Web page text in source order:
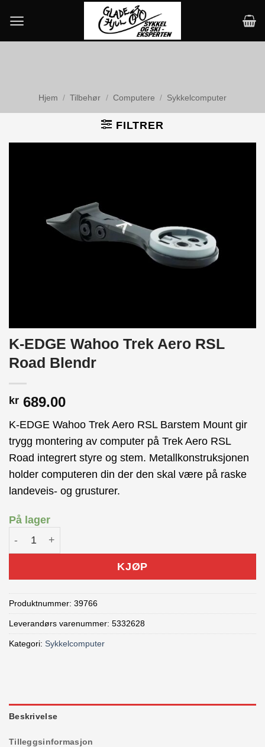
content
Hjem / Tilbehør / Computere / Sykkelcomputer
FILTRER
K-EDGE Wahoo Trek Aero RSL
Road Blendr
kr 689.00
K-EDGE Wahoo Trek Aero RSL Barstem Mount gir
trygg montering av computer på Trek Aero RSL
Road integrert styre og stem. Metallkonstruksjonen
holder computeren din der den skal være på raske
landeveis- og grusturer.
På lager
KJØP
Produktnummer: 39766
Leverandørs varenummer: 5332628
Kategori: Sykkelcomputer
Beskrivelse
Tilleggsinformasjon